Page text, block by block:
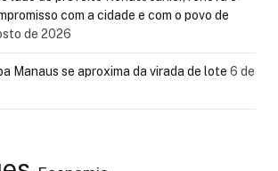
com a cidade e com o povo de
de 2026
Manaus se aproxima da virada de lote 6 de